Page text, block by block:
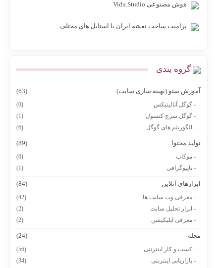
هوش مصنوعی Vidu.Studio
پرامپت ساخت نقشه ایران با استایل های مختلف
گروه بندی
آموزش سئو (بهینه سازی سایت) (63)
- گوگل آنالیتیکس
(0)
- گوگل سرچ کنسول
(1)
- الگوریتم های گوگل
(6)
تولید محتوا (89)
- موکاپ
(0)
- تایپوگرافی
(1)
ابزارهای آنلاین (84)
- معرفی وب سایت ها
(42)
- ابزار تحلیل سایت
(2)
- معرفی اپلیکیشن
(2)
مجله (24)
- کسب و کار اینترنتی
(56)
- بازاریابی اینترنتی
(34)